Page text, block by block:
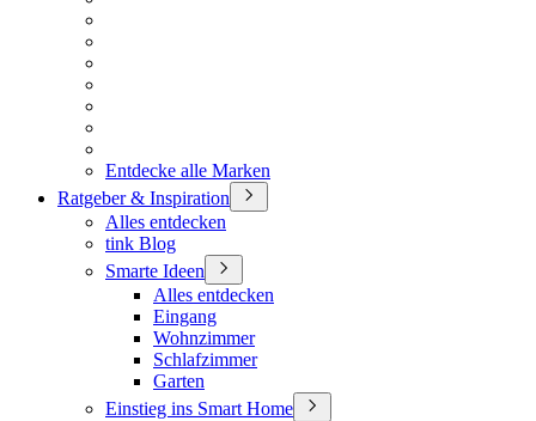
Entdecke alle Marken
Ratgeber & Inspiration
Alles entdecken
tink Blog
Smarte Ideen
Alles entdecken
Eingang
Wohnzimmer
Schlafzimmer
Garten
Einstieg ins Smart Home